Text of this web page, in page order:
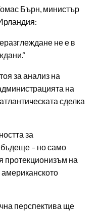
Бърн, министър
не е в
за анализ на
на
сделка
за
бъдеще – но само
протекционизъм на
перспектива ще